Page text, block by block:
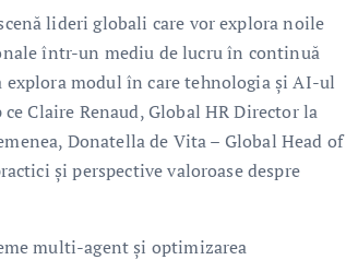
lideri globali care vor explora noile
într-un mediu de lucru în continuă
explora modul în care tehnologia și AI-ul
Claire Renaud, Global HR Director la
Donatella de Vita – Global Head of
și perspective valoroase despre
multi-agent și optimizarea